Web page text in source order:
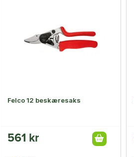
Felco 12 beskæresaks
561 kr